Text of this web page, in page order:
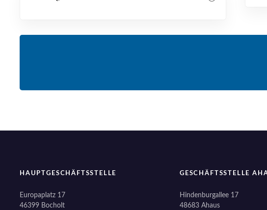
HAUPTGESCHÄFTSSTELLE
Europaplatz 17
46399 Bocholt
GESCHÄFTSSTELLE
Hindenburgallee 17
48683 Ahaus